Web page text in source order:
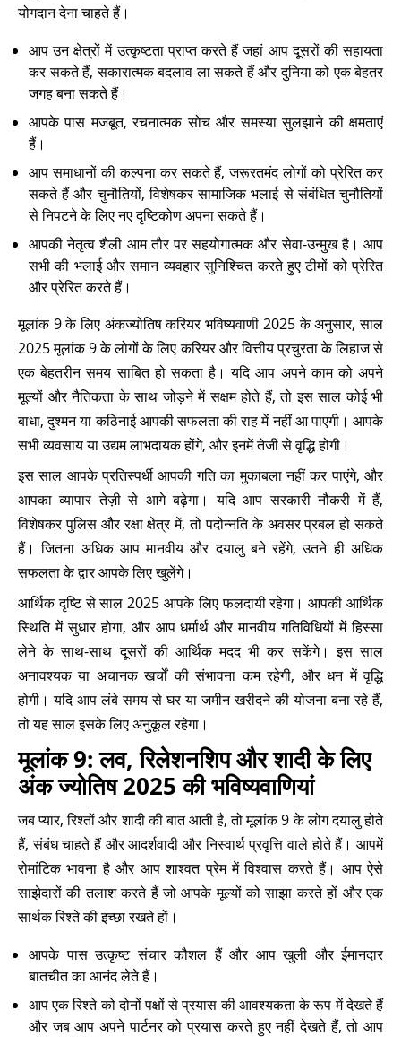
योगदान देना चाहते हैं।
आप उन क्षेत्रों में उत्कृष्टता प्राप्त करते हैं जहां आप दूसरों की सहायता
कर सकते हैं, सकारात्मक बदलाव ला सकते हैं और दुनिया को एक बेहतर
जगह बना सकते हैं।
आपके पास मजबूत, रचनात्मक सोच और समस्या सुलझाने की क्षमताएं
हैं।
आप समाधानों की कल्पना कर सकते हैं, जरूरतमंद लोगों को प्रेरित कर
सकते हैं और चुनौतियों, विशेषकर सामाजिक भलाई से संबंधित चुनौतियों
से निपटने के लिए नए दृष्टिकोण अपना सकते हैं।
आपकी नेतृत्व शैली आम तौर पर सहयोगात्मक और सेवा-उन्मुख है। आप
सभी की भलाई और समान व्यवहार सुनिश्चित करते हुए टीमों को प्रेरित
और प्रेरित करते हैं।
मूलांक 9 के लिए अंकज्योतिष करियर भविष्यवाणी 2025 के अनुसार, साल
2025 मूलांक 9 के लोगों के लिए करियर और वित्तीय प्रचुरता के लिहाज से
एक बेहतरीन समय साबित हो सकता है। यदि आप अपने काम को अपने
मूल्यों और नैतिकता के साथ जोड़ने में सक्षम होते हैं, तो इस साल कोई भी
बाधा, दुश्मन या कठिनाई आपकी सफलता की राह में नहीं आ पाएगी। आपके
सभी व्यवसाय या उद्यम लाभदायक होंगे, और इनमें तेजी से वृद्धि होगी।
इस साल आपके प्रतिस्पर्धी आपकी गति का मुकाबला नहीं कर पाएंगे, और
आपका व्यापार तेज़ी से आगे बढ़ेगा। यदि आप सरकारी नौकरी में हैं,
विशेषकर पुलिस और रक्षा क्षेत्र में, तो पदोन्नति के अवसर प्रबल हो सकते
हैं। जितना अधिक आप मानवीय और दयालु बने रहेंगे, उतने ही अधिक
सफलता के द्वार आपके लिए खुलेंगे।
आर्थिक दृष्टि से साल 2025 आपके लिए फलदायी रहेगा। आपकी आर्थिक
स्थिति में सुधार होगा, और आप धर्मार्थ और मानवीय गतिविधियों में हिस्सा
लेने के साथ-साथ दूसरों की आर्थिक मदद भी कर सकेंगे। इस साल
अनावश्यक या अचानक खर्चों की संभावना कम रहेगी, और धन में वृद्धि
होगी। यदि आप लंबे समय से घर या जमीन खरीदने की योजना बना रहे हैं,
तो यह साल इसके लिए अनुकूल रहेगा।
मूलांक 9: लव, रिलेशनशिप और शादी के लिए
अंक ज्योतिष 2025 की भविष्यवाणियां
जब प्यार, रिश्तों और शादी की बात आती है, तो मूलांक 9 के लोग दयालु होते
हैं, संबंध चाहते हैं और आदर्शवादी और निस्वार्थ प्रवृत्ति वाले होते हैं। आपमें
रोमांटिक भावना है और आप शाश्वत प्रेम में विश्वास करते हैं। आप ऐसे
साझेदारों की तलाश करते हैं जो आपके मूल्यों को साझा करते हों और एक
सार्थक रिश्ते की इच्छा रखते हों।
आपके पास उत्कृष्ट संचार कौशल हैं और आप खुली और ईमानदार
बातचीत का आनंद लेते हैं।
आप एक रिश्ते को दोनों पक्षों से प्रयास की आवश्यकता के रूप में देखते हैं
और जब आप अपने पार्टनर को प्रयास करते हुए नहीं देखते हैं, तो आप